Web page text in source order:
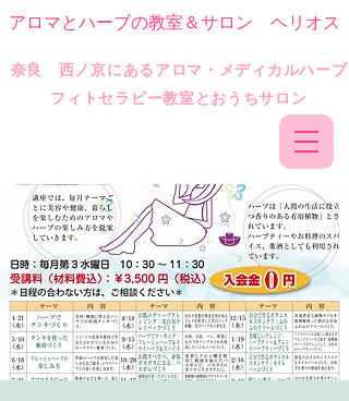
​奈良 西ノ京にあるアロマ・メディカルハーブ
フィトセラピー教室とおうちサロン
アロマとハーブの教室＆サロン ヘリオス